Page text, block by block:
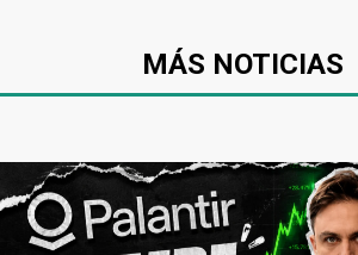
MÁS NOTICIAS